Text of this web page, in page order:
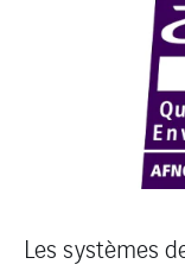
Les systèmes